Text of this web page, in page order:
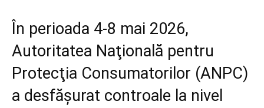
În perioada 4-8 mai 2026,
Autoritatea Naţională pentru
Protecţia Consumatorilor (ANPC)
a desfășurat controale la nivel